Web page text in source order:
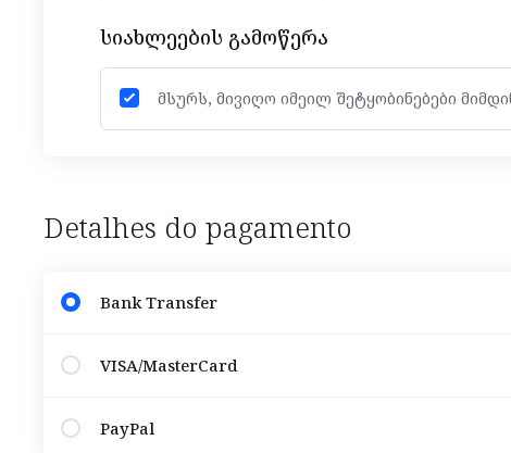
სიახლეების გამოწერა
მსურს, მივიღო იმეილ შეტყობინებები
Detalhes do pagamento
Bank Transfer
VISA/MasterCard
PayPal